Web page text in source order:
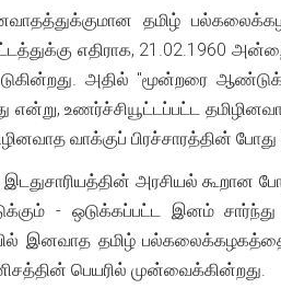
தமிழ்
எதிராக, 21.02.1960
அதில் "மூன்றரை
என்று, உணர்ச்சியூட்டப்பட்ட
வாக்குப் பிரச்சாரத்தின்
அரசியல் கூறான
- ஒடுக்கப்பட்ட இனம்
இனவாத தமிழ்
பெயரில் முன்வைக்கின்றது.